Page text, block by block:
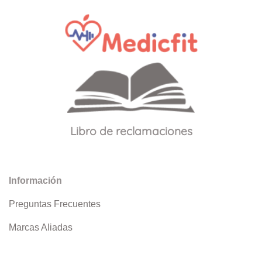
Libro de reclamaciones
Información
Preguntas Frecuentes
Marcas Aliadas